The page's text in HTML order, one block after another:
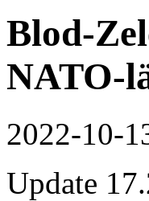
Blod-
NATO-
2022-10-
Update